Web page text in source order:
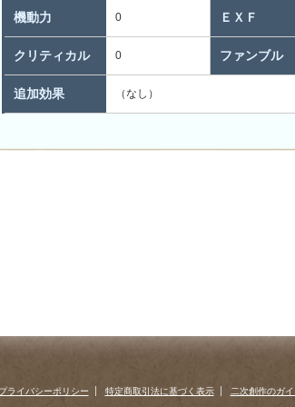
機動力 0 ＥＸＦ
クリティカル 0 ファンブル
追加効果 （なし）
ライバシーポリシー 特定商取引法に基づく表示 二次創作のガ